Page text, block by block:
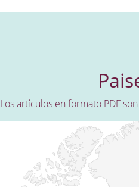
Los artículos en formato PDF